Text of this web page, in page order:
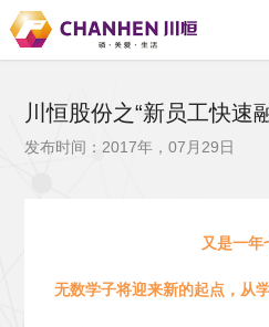
川恒股份之“新员工快速
发布时间：2017年，07月29日
又是一年
无数学子将迎来新的起点，从